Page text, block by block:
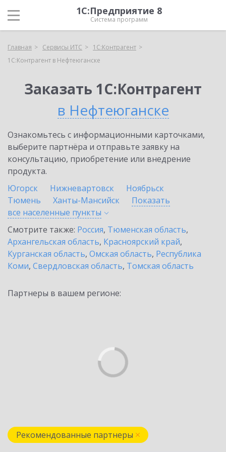
1С:Предприятие 8
Система программ
Главная Сервисы ИТС
1С:Контрагент
1С:Контрагент в Нефтеюганске
Заказать 1С:Контрагент
в Нефтеюганске
Ознакомьтесь с информационными карточками,
выберите партнёра и отправьте заявку на
консультацию, приобретение или внедрение
продукта.
Югорск
Нижневартовск
Ноябрьск
Тюмень
Ханты-Мансийск
Показать
все населенные пункты
Смотрите также: Россия, Тюменская область,
Архангельская область, Красноярский край,
Курганская область, Омская область, Республика
Коми, Свердловская область, Томская область
Партнеры в вашем регионе:
Рекомендованные партнеры